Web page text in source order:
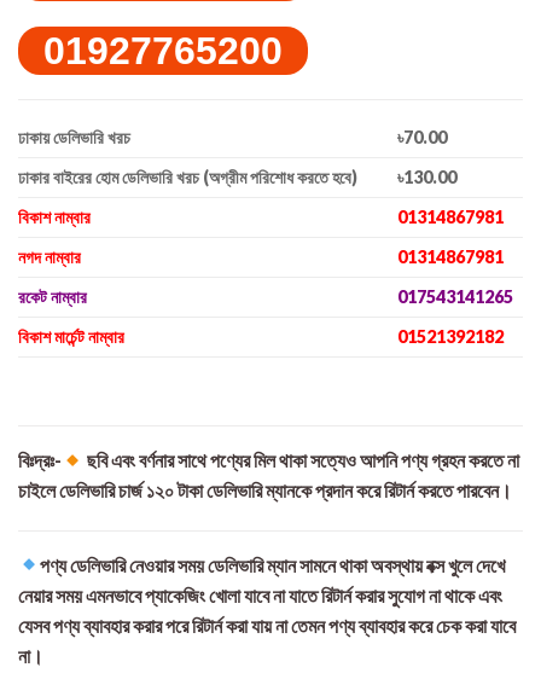
01927765200
ঢাকায় ডেলিভারি খরচ
৳70.00
ঢাকার বাইরের হোম ডেলিভারি খরচ (অগ্রীম পরিশোধ করতে হবে)
৳130.00
বিকাশ নাম্বার
01314867981
নগদ নাম্বার
01314867981
রকেট নাম্বার
017543141265
বিকাশ মার্চেন্ট নাম্বার
01521392182
বিঃদ্রঃ-
ছবি এবং বর্ণনার সাথে পণ্যের মিল থাকা সত্যেও আপনি পণ্য গ্রহন করতে না
চাইলে ডেলিভারি চার্জ ১২০ টাকা ডেলিভারি ম্যানকে প্রদান করে রিটার্ন করতে পারবেন।
পণ্য ডেলিভারি নেওয়ার সময় ডেলিভারি ম্যান সামনে থাকা অবস্থায় বক্স খুলে দেখে
নেয়ার সময় এমনভাবে প্যাকেজিং খোলা যাবে না যাতে রিটার্ন করার সুযোগ না থাকে এবং
যেসব পণ্য ব্যাবহার করার পরে রিটার্ন করা যায় না তেমন পণ্য ব্যাবহার করে চেক করা যাবে
না।